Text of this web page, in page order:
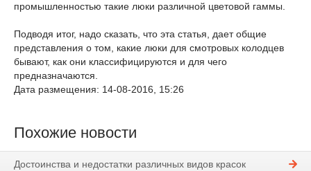
промышленностью такие люки различной цветовой гаммы.
Подводя итог, надо сказать, что эта статья, дает общие
представления о том, какие люки для смотровых колодцев
бывают, как они классифицируются и для чего
предназначаются.
Дата размещения: 14-08-2016, 15:26
Похожие новости
Достоинства и недостатки различных видов красок